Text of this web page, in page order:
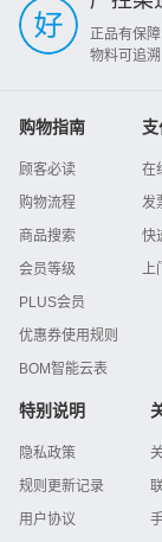
正品有保障
物料可追溯
购物指南
顾客必读
购物流程
商品搜索
会员等级
PLUS会员
优惠券使用规则
BOM智能云表
在
发
快
特别说明
隐私政策
规则更新记录
用户协议